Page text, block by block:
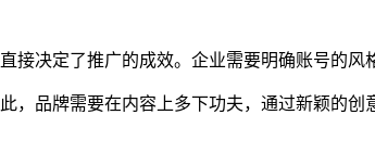
接决定了推广的成效。企业需要明确账号的
，品牌需要在内容上多下功夫，通过新颖的